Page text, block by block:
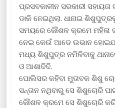
ପ୍ରସବକାଳୀନ ସରକାରୀ
ଡାକି ନେଇଥିଲା. ଧାନାଇ
ସମୟରେ କୌଶଳ କ୍ରମେ ମହିଳା
ନେଇ କେଉଁ ଆଡେ ଉଭାନ
ମଧ୍ୟ ଶିଶୁପୁତ୍ର ନମିଳିବାକୁ
ଓ ଆଶାଦିଦି.
ପୋଲିସର କହିବା ମୁତାବକ ଶିଶୁ
ସନ୍ତାନ ନଥିବାରୁ ସେ ଶିଶୁଚୋରି
କୌଶଳ କ୍ରମେ ସେ ଶିଶୁଚୋରି